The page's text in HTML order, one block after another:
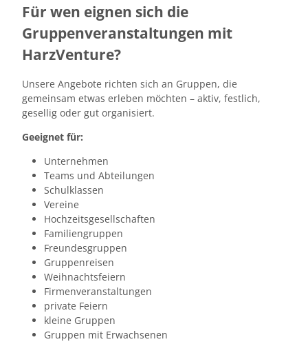
Für wen eignen sich die
Gruppenveranstaltungen mit
HarzVenture?
Unsere Angebote richten sich an Gruppen, die
gemeinsam etwas erleben möchten – aktiv, festlich,
gesellig oder gut organisiert.
Geeignet für:
Unternehmen
Teams und Abteilungen
Schulklassen
Vereine
Hochzeitsgesellschaften
Familiengruppen
Freundesgruppen
Gruppenreisen
Weihnachtsfeiern
Firmenveranstaltungen
private Feiern
kleine Gruppen
Gruppen mit Erwachsenen